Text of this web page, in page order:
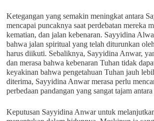
Ketegangan yang semakin meningkat antara
mencapai puncaknya saat perdebatan mereka
kematian, dan jalan kebenaran. Sayyidina
bahwa jalan spiritual yang telah diturunkan
harus diikuti. Sebaliknya, Sayyidina Anwar,
dan merasa bahwa kebenaran Tuhan tidak
keyakinan bahwa pengetahuan Tuhan jauh
diterima, Sayyidina Anwar merasa perlu
perbedaan pandangan yang sangat tajam
Keputusan Sayyidina Anwar untuk